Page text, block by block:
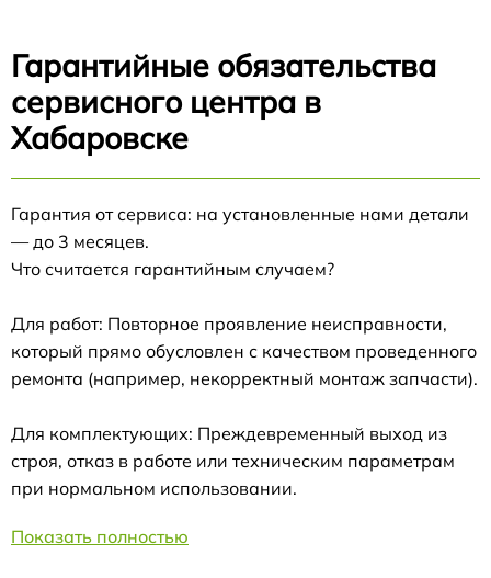
Гарантийные обязательства
сервисного центра в
Хабаровске
Гарантия от сервиса: на установленные нами детали
— до 3 месяцев.
Что считается гарантийным случаем?
Для работ: Повторное проявление неисправности,
который прямо обусловлен с качеством проведенного
ремонта (например, некорректный монтаж запчасти).
Для комплектующих: Преждевременный выход из
строя, отказ в работе или техническим параметрам
при нормальном использовании.
Показать полностью